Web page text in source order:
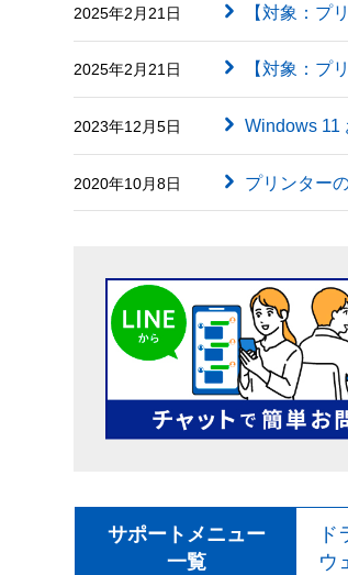
2025年2月21日 【対象：プ
2025年2月21日 【対象：プ
2023年12月5日 Windows 11
2020年10月8日 プリンター
サポートメニュー
一覧
ウ